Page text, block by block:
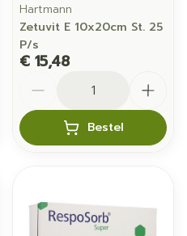
Hartmann
Zetuvit E 10x20cm St. 25
P/s
€ 15,48
Bestel